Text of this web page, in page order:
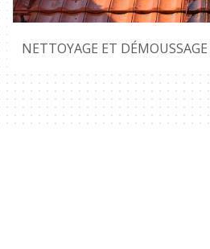
NETTOYAGE ET